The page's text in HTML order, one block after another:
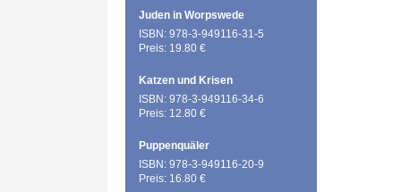
Juden in Worpswede
ISBN: 978-3-949116-31-5
Preis: 19.80 €
Katzen und Krisen
ISBN: 978-3-949116-34-6
Preis: 12.80 €
Puppenquäler
ISBN: 978-3-949116-20-9
Preis: 16.80 €